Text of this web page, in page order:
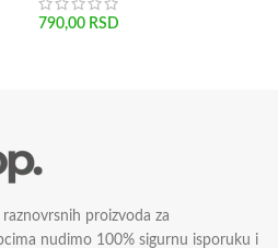
790,00 RSD
proizvoda za
nudimo 100% sigurnu isporuku i